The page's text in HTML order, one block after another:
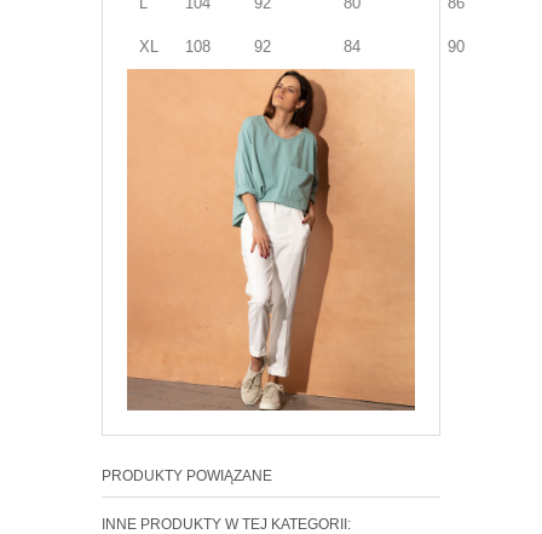
XL 108 92 84 90
PRODUKTY POWIĄZANE
INNE PRODUKTY W TEJ KATEGORII: